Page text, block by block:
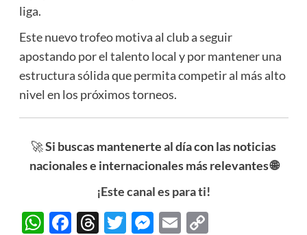
liga.
Este nuevo trofeo motiva al club a seguir
apostando por el talento local y por mantener una
estructura sólida que permita competir al más alto
nivel en los próximos torneos.
🚀Si buscas mantenerte al día con las noticias
nacionales e internacionales más relevantes 🌐
¡Este canal es para ti!
WhatsApp
Facebook
Threads
Twitter
Messenger
EmailCopy